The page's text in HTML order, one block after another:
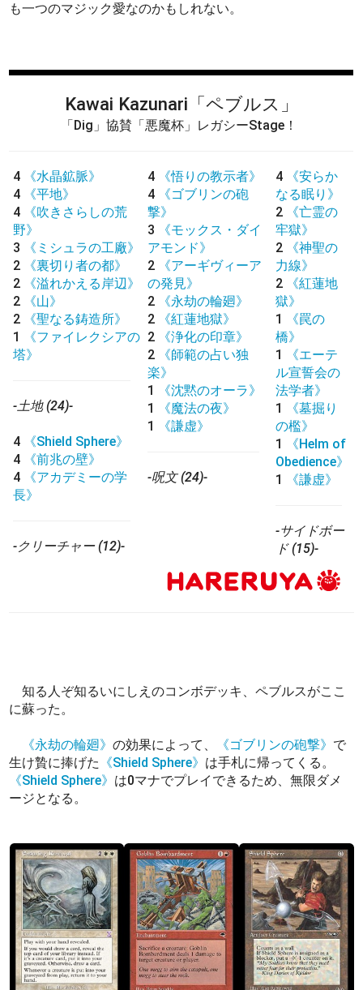
も一つのマジック愛なのかもしれない。
Kawai Kazunari 「ペブルス」
「Dig」協賛「悪魔杯」レガシーStage！
4
《水晶鉱脈》
4
《平地》
4
《吹きさらしの荒
野》
3
《ミシュラの工廠》
2
《裏切り者の都》
2
《溢れかえる岸辺》
2
《山》
2
《聖なる鋳造所》
1
《ファイレクシアの
塔》
-土地 (24)-
4
《Shield Sphere》
4
《前兆の壁》
4
《アカデミーの学
長》
-クリーチャー (12)-
4
《悟りの教示者》
4
《ゴブリンの砲
撃》
3
《モックス・ダイ
アモンド》
2
《アーギヴィーア
の発見》
2
《永劫の輪廻》
2
《紅蓮地獄》
2
《浄化の印章》
2
《師範の占い独
楽》
1
《沈黙のオーラ》
1
《魔法の夜》
1
《謙虚》
-呪文 (24)-
4
《安らか
なる眠り》
2
《亡霊の
牢獄》
2
《神聖の
力線》
2
《紅蓮地
獄》
1
《罠の
橋》
1
《エーテ
ル宣誓会の
法学者》
1
《墓掘り
の檻》
1
《Helm of
Obedience》
1
《謙虚》
-サイドボー
ド (15)-
知る人ぞ知るいにしえのコンボデッキ、ペブルスがここ
に蘇った。
《永劫の輪廻》の効果によって、 《ゴブリンの砲撃》 で
生け贄に捧げた 《Shield Sphere》 は手札に帰ってくる。
《Shield Sphere》 は0マナでプレイできるため、無限ダメ
ージとなる。